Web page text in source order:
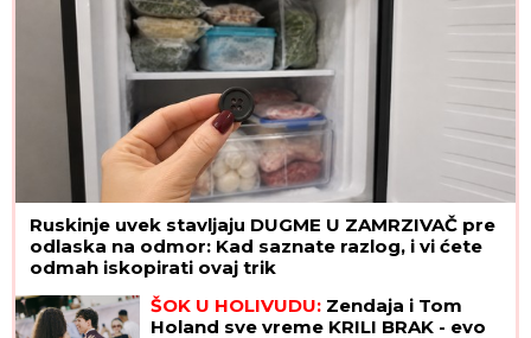
Ruskinje uvek stavljaju DUGME U ZAMRZIVAČ pre
odlaska na odmor: Kad saznate razlog, i vi ćete
odmah iskopirati ovaj trik
ŠOK U HOLIVUDU: Zendaja i Tom
Holand sve vreme KRILI BRAK - evo